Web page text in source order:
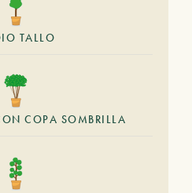
TALLO
COPA SOMBRILLA